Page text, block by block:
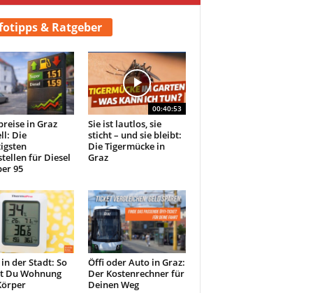
& Ratgeber
in Graz
Die
für Diesel
95
00:40:53
Sie ist lautlos, sie
sticht – und sie bleibt:
Die Tigermücke in
Graz
der Stadt: So
Du Wohnung
Öffi oder Auto in Graz:
Der Kostenrechner für
Deinen Weg